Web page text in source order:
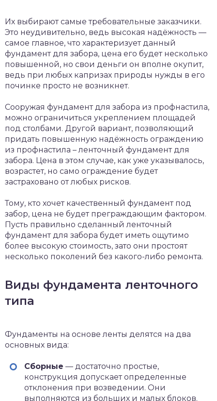
Их выбирают самые требовательные заказчики.
Это неудивительно, ведь высокая надёжность —
самое главное, что характеризует данный
фундамент для забора, цена его будет несколько
повышенной, но свои деньги он вполне окупит,
ведь при любых капризах природы нужды в его
починке просто не возникнет.
Сооружая фундамент для забора из профнастила,
можно ограничиться укреплением площадей
под столбами. Другой вариант, позволяющий
придать повышенную надёжность ограждению
из профнастила – ленточный фундамент для
забора. Цена в этом случае, как уже указывалось,
возрастет, но само ограждение будет
застраховано от любых рисков.
Тому, кто хочет качественный фундамент под
забор, цена не будет преграждающим фактором.
Пусть правильно сделанный ленточный
фундамент для забора будет иметь ощутимо
более высокую стоимость, зато они простоят
несколько поколений без какого-либо ремонта.
Виды фундамента ленточного
типа
Фундаменты на основе ленты делятся на два
основных вида:
Сборные — достаточно простые,
конструкция допускает определенные
отклонения при возведении. Они
выполняются из больших и малых блоков.